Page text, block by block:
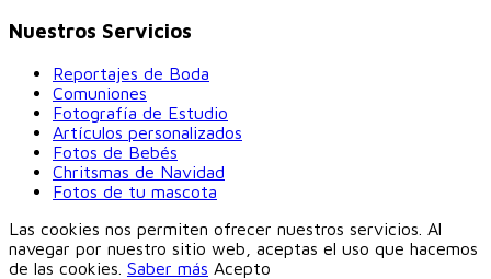
Nuestros Servicios
Reportajes de Boda
Comuniones
Fotografía de Estudio
Artículos personalizados
Fotos de Bebés
Chritsmas de Navidad
Fotos de tu mascota
Las cookies nos permiten ofrecer nuestros servicios. Al
navegar por nuestro sitio web, aceptas el uso que hacemos
de las cookies. Saber más Acepto